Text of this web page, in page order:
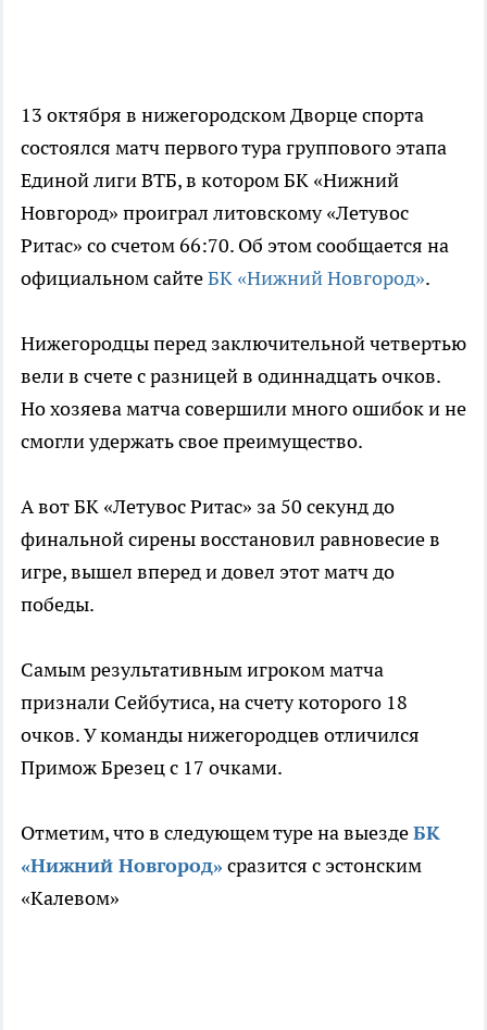
13 октября в нижегородском Дворце спорта
состоялся матч первого тура группового этапа
Единой лиги ВТБ, в котором БК «Нижний
Новгород» проиграл литовскому «Летувос
Ритас» со счетом 66:70. Об этом сообщается на
официальном сайтеБК «Нижний Новгород».
Нижегородцы перед заключительной четвертью
вели в счете с разницей в одиннадцать очков.
Но хозяева матча совершили много ошибок и не
смогли удержать свое преимущество.
А вот БК «Летувос Ритас» за 50 секунд до
финальной сирены восстановил равновесие в
игре, вышел вперед и довел этот матч до
победы.
Самым результативным игрокомматча
признали Сейбутиса, на счету которого 18
очков. У команды нижегородцев отличился
Примож Брезец с 17 очками.
Отметим, что в следующем туре на выездеБК
«Нижний Новгород» сразится с эстонским
«Калевом»